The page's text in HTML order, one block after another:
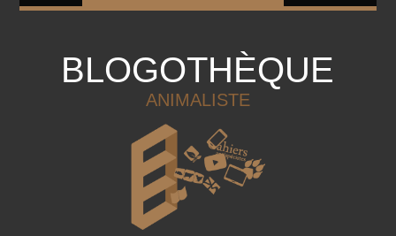
BLOGOTHÈQUE
ANIMALISTE